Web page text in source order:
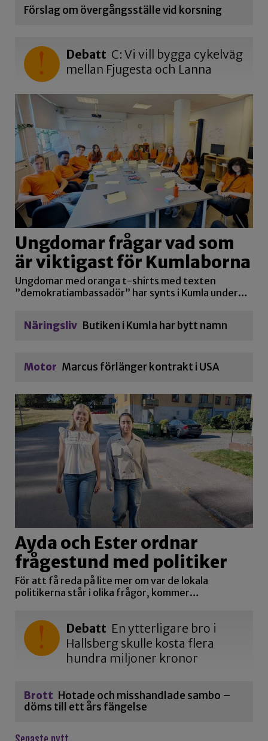
Förslag om övergångsställe vid korsning
Debatt C: Vi vill bygga cykelväg
mellan Fjugesta och Lanna
Ungdomar frågar vad som
är viktigast för Kumlaborna
Ungdomar med oranga t-shirts med texten
”demokratiambassadör” har synts i Kumla under…
Näringsliv Butiken i Kumla har bytt namn
Motor Marcus förlänger kontrakt i USA
Ayda och Ester ordnar
frågestund med politiker
För att få reda på lite mer om var de lokala
politikerna står i olika frågor, kommer…
Debatt En ytterligare bro i
Hallsberg skulle kosta flera
hundra miljoner kronor
Brott Hotade och misshandlade sambo –
döms till ett års fängelse